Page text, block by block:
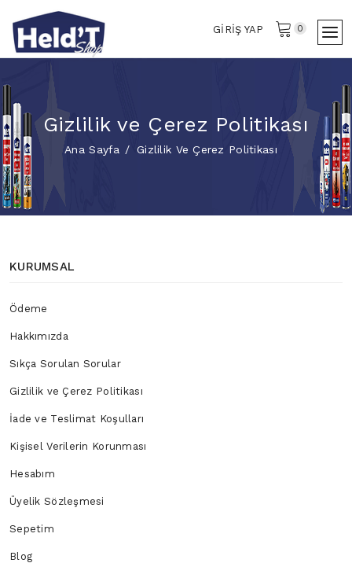
GIRIŞ YAP 0
Gizlilik ve Çerez Politikası
Ana Sayfa Gizlilik Ve Çerez Politikası
KURUMSAL
Ödeme
Hakkımızda
Sıkça Sorulan Sorular
Gizlilik ve Çerez Politikası
İade ve Teslimat Koşulları
Kişisel Verilerin Korunması
Hesabım
Üyelik Sözleşmesi
Sepetim
Blog